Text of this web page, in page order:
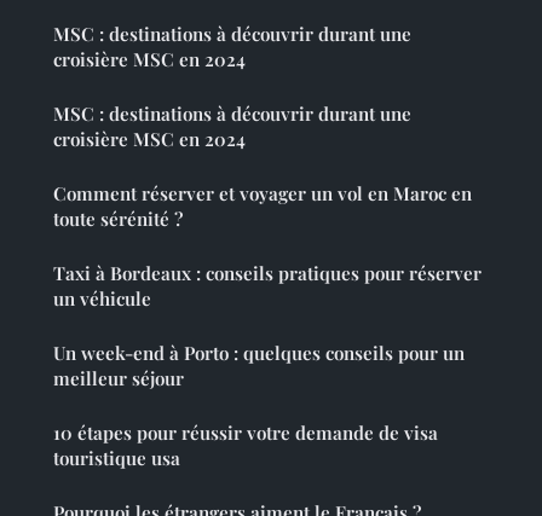
MSC : destinations à découvrir durant une
croisière MSC en 2024
MSC : destinations à découvrir durant une
croisière MSC en 2024
Comment réserver et voyager un vol en Maroc en
toute sérénité ?
Taxi à Bordeaux : conseils pratiques pour réserver
un véhicule
Un week-end à Porto : quelques conseils pour un
meilleur séjour
10 étapes pour réussir votre demande de visa
touristique usa